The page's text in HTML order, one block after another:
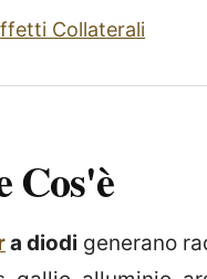
Collaterali
Cos'è
a diodi generano